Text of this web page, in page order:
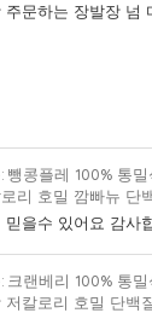
주문하는 장발장 넘
뺑콩플레 100% 통
리 호밀 깜빠뉴 단
믿을수 있어요 감사
크랜베리 100% 통
저칼로리 호밀 단백